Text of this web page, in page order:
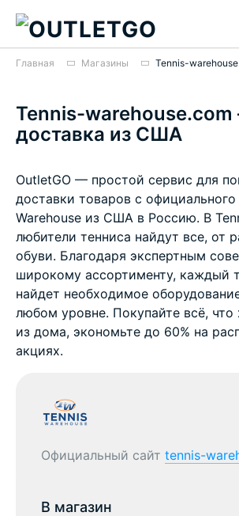
Главная Магазины Tennis-
Tennis-
доставка из США
OutletGO — простой сервис для
доставки товаров с официального
Warehouse из США в Россию. В
любители тенниса найдут все, от
обуви. Благодаря экспертным
широкому ассортименту, каждый
найдет необходимое
любом уровне. Покупайте всё, что
из дома, экономьте до 60% на
акциях.
Официальный сайт tennis-
В магазин